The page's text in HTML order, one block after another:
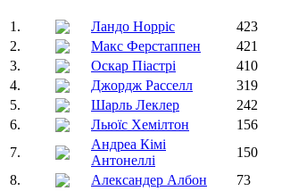
1. Ландо Норріс
423
2.
Макс Ферстаппен
421
3.
Оскар Піастрі
410
4.
Джордж Расселл
319
5.
Шарль Леклер
242
6.
Льюїс Хемілтон
156
7.
Андреа Кімі
Антонеллі
150
8.
Александер Албон
73